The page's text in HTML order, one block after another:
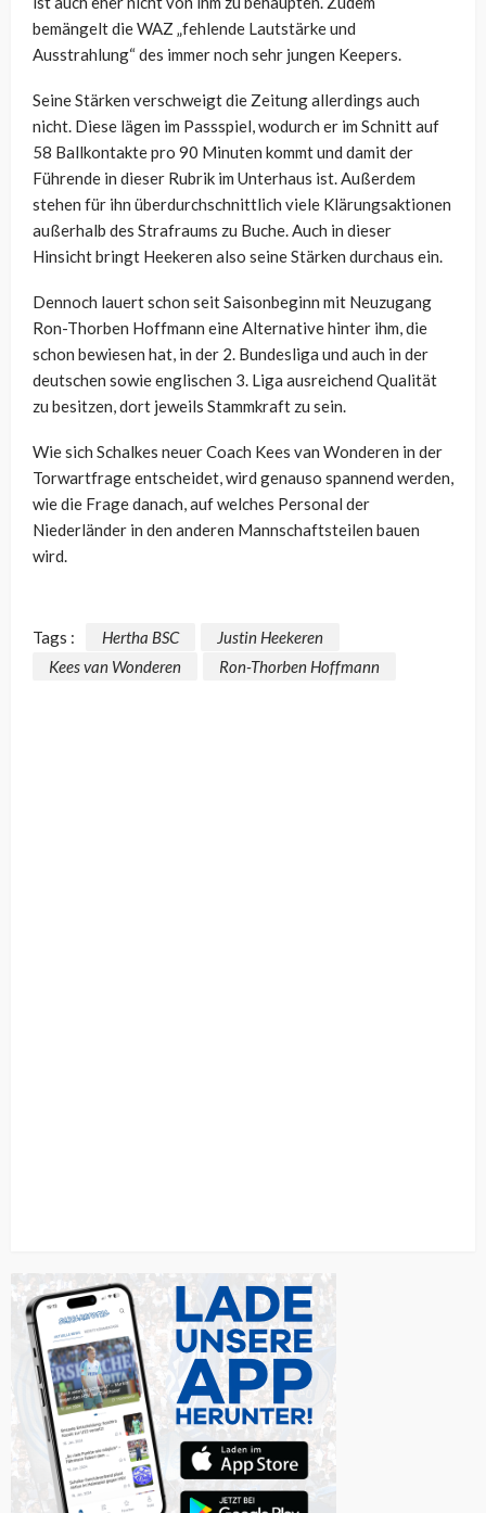
bemängelt die WAZ „fehlende Lautstärke und
Ausstrahlung“ des immer noch sehr jungen Keepers.
Seine Stärken verschweigt die Zeitung allerdings auch
nicht. Diese lägen im Passspiel, wodurch er im Schnitt auf
58 Ballkontakte pro 90 Minuten kommt und damit der
Führende in dieser Rubrik im Unterhaus ist. Außerdem
stehen für ihn überdurchschnittlich viele Klärungsaktionen
außerhalb des Strafraums zu Buche. Auch in dieser
Hinsicht bringt Heekeren also seine Stärken durchaus ein.
Dennoch lauert schon seit Saisonbeginn mit Neuzugang
Ron-Thorben Hoffmann eine Alternative hinter ihm, die
schon bewiesen hat, in der 2. Bundesliga und auch in der
deutschen sowie englischen 3. Liga ausreichend Qualität
zu besitzen, dort jeweils Stammkraft zu sein.
Wie sich Schalkes neuer Coach Kees van Wonderen in der
Torwartfrage entscheidet, wird genauso spannend werden,
wie die Frage danach, auf welches Personal der
Niederländer in den anderen Mannschaftsteilen bauen
wird.
Tags : Hertha BSC
Justin Heekeren
Kees van Wonderen
Ron-Thorben Hoffmann